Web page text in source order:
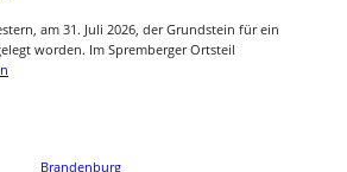
am 31. Juli 2026, der Grundstein für ein
worden. Im Spremberger Ortsteil
Brandenburg